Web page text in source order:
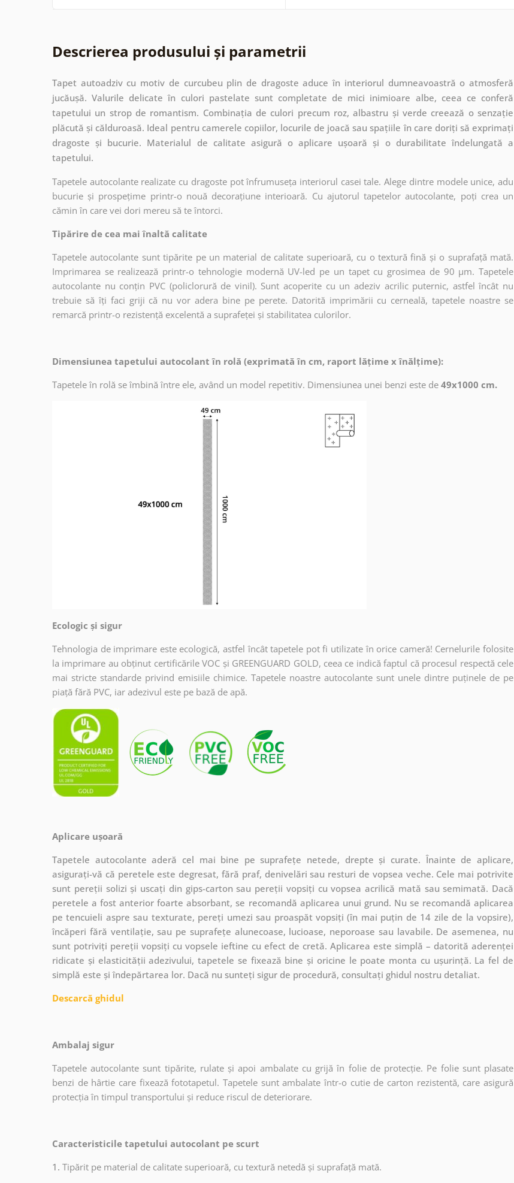
Descrierea produsului și parametrii
Tapet autoadziv cu motiv de curcubeu plin de dragoste aduce în interiorul dumneavoastră o atmosferă
jucăușă. Valurile delicate în culori pastelate sunt completate de mici inimioare albe, ceea ce conferă
tapetului un strop de romantism. Combinația de culori precum roz, albastru și verde creează o senzație
plăcută și călduroasă. Ideal pentru camerele copiilor, locurile de joacă sau spațiile în care doriți să exprimați
dragoste și bucurie. Materialul de calitate asigură o aplicare ușoară și o durabilitate îndelungată a
tapetului.
Tapetele autocolante realizate cu dragoste pot înfrumuseța interiorul casei tale. Alege dintre modele unice, adu
bucurie și prospețime printr-o nouă decorațiune interioară. Cu ajutorul tapetelor autocolante, poți crea un
cămin în care vei dori mereu să te întorci.
Tipărire de cea mai înaltă calitate
Tapetele autocolante sunt tipărite pe un material de calitate superioară, cu o textură fină și o suprafață mată.
Imprimarea se realizează printr-o tehnologie modernă UV-led pe un tapet cu grosimea de 90 µm. Tapetele
autocolante nu conțin PVC (policlorură de vinil). Sunt acoperite cu un adeziv acrilic puternic, astfel încât nu
trebuie să îți faci griji că nu vor adera bine pe perete. Datorită imprimării cu cerneală, tapetele noastre se
remarcă printr-o rezistență excelentă a suprafeței și stabilitatea culorilor.
Dimensiunea tapetului autocolant în rolă (exprimată în cm, raport lățime x înălțime):
Tapetele în rolă se îmbină între ele, având un model repetitiv. Dimensiunea unei benzi este de 49x1000 cm.
Ecologic și sigur
Tehnologia de imprimare este ecologică, astfel încât tapetele pot fi utilizate în orice cameră! Cernelurile folosite
la imprimare au obținut certificările VOC și GREENGUARD GOLD, ceea ce indică faptul că procesul respectă cele
mai stricte standarde privind emisiile chimice. Tapetele noastre autocolante sunt unele dintre puținele de pe
piață fără PVC, iar adezivul este pe bază de apă.
Aplicare ușoară
Tapetele autocolante aderă cel mai bine pe suprafețe netede, drepte și curate. Înainte de aplicare,
asigurați-vă că peretele este degresat, fără praf, denivelări sau resturi de vopsea veche. Cele mai potrivite
sunt pereții solizi și uscați din gips-carton sau pereții vopsiți cu vopsea acrilică mată sau semimată. Dacă
peretele a fost anterior foarte absorbant, se recomandă aplicarea unui grund. Nu se recomandă aplicarea
pe tencuieli aspre sau texturate, pereți umezi sau proaspăt vopsiți (în mai puțin de 14 zile de la vopsire),
încăperi fără ventilație, sau pe suprafețe alunecoase, lucioase, neporoase sau lavabile. De asemenea, nu
sunt potriviți pereții vopsiți cu vopsele ieftine cu efect de cretă. Aplicarea este simplă – datorită aderenței
ridicate și elasticității adezivului, tapetele se fixează bine și oricine le poate monta cu ușurință. La fel de
simplă este și îndepărtarea lor. Dacă nu sunteți sigur de procedură, consultați ghidul nostru detaliat.
Descarcă ghidul
Ambalaj sigur
Tapetele autocolante sunt tipărite, rulate și apoi ambalate cu grijă în folie de protecție. Pe folie sunt plasate
benzi de hârtie care fixează fototapetul. Tapetele sunt ambalate într-o cutie de carton rezistentă, care asigură
protecția în timpul transportului și reduce riscul de deteriorare.
Caracteristicile tapetului autocolant pe scurt
1. Tipărit pe material de calitate superioară, cu textură netedă și suprafață mată.